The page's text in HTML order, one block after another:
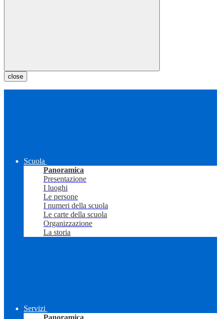
close
Scuola
Panoramica
Presentazione
I luoghi
Le persone
I numeri della scuola
Le carte della scuola
Organizzazione
La storia
Servizi